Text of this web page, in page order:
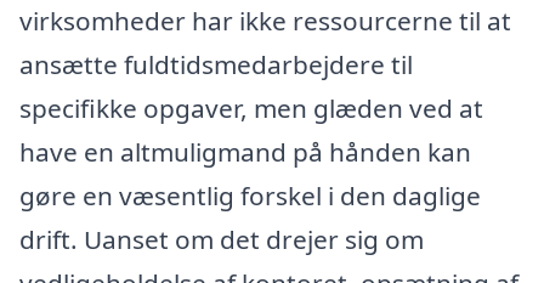
virksomheder har ikke ressourcerne til at
ansætte fuldtidsmedarbejdere til
specifikke opgaver, men glæden ved at
have en altmuligmand på hånden kan
gøre en væsentlig forskel i den daglige
drift. Uanset om det drejer sig om